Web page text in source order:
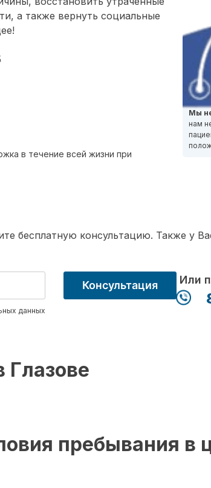
а также вернуть социальные
в течение всей жизни при
Мы
нам
бесплатную консультацию. Также у
данных
Консультация Или
пребывания в